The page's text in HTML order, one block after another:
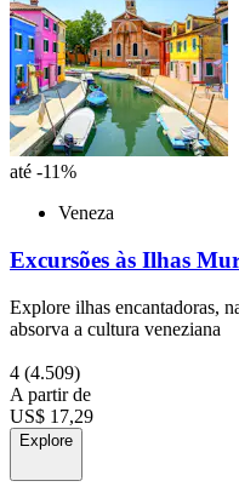
até -11%
Veneza
Excursões às Ilhas
Explore ilhas encantadoras,
absorva a cultura veneziana
4 (4.509)
A partir de
US$ 17,29
Explore